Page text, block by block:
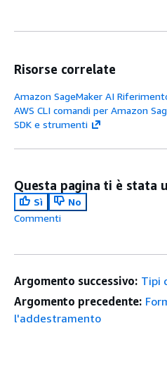
Risorse correlate
Amazon SageMaker AI
AWS CLI comandi per Amazon
SDK e strumenti
Questa pagina ti è stata
Sì
No
Commenti
Argomento successivo: Tipi
Argomento precedente:
l'addestramento